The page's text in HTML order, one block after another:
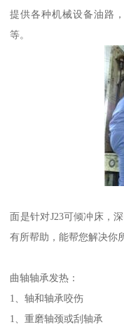
提供各种机械设备油路
等。
面是针对J23可倾冲床，
有所帮助，能帮您解决你
曲轴轴承发热：
1、轴和轴承咬伤
1、重磨轴颈或刮轴承